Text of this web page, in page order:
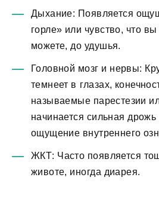
Дыхание: Появляется
горле» или чувство, что
можете, до удушья.
Головной мозг и нервы:
темнеет в глазах,
называемые парестезии
начинается сильная дрожь
ощущение внутреннего
ЖКТ: Часто появляется
животе, иногда диарея.